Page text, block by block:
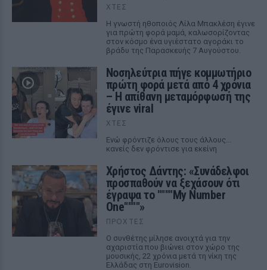
ΧΤΕΣ
Η γνωστή ηθοποιός Λίλα Μπακλέση έγινε
για πρώτη φορά μαμά, καλωσορίζοντας
στον κόσμο ένα υγιέστατο αγοράκι το
βράδυ της Παρασκευής 7 Αυγούστου.
Νοσηλεύτρια πήγε κομμωτήριο
πρώτη φορά μετά από 4 χρόνια
– Η απίθανη μεταμόρφωσή της
έγινε viral
ΧΤΕΣ
Ενώ φρόντιζε όλους τους άλλους...
κανείς δεν φρόντισε για εκείνη
Χρήστος Δάντης: «Συνάδελφοι
προσπαθούν να ξεχάσουν ότι
έγραψα το """"My Number
One""""»
ΠΡΟΧΤΈΣ
Ο συνθέτης μίλησε ανοιχτά για την
αχαριστία που βιώνει στον χώρο της
μουσικής, 22 χρόνια μετά τη νίκη της
Ελλάδας στη Eurovision.